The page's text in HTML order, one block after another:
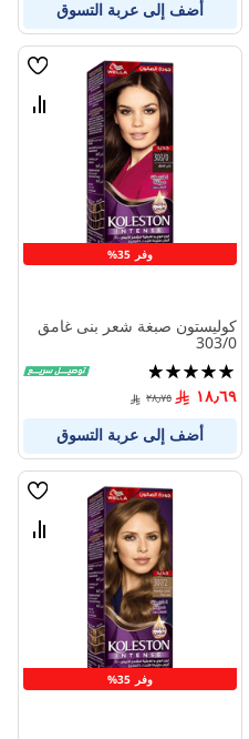
أضف إلى عربة التسوق
وفر 35%
قائمة
قارن
كوليستون صبغة شعر بنى غامق
303/0
تقييم:
96%
١٨٫٦٩ ٢٨٫٧٥
أضف إلى عربة التسوق
وفر 35%
قائمة
قارن